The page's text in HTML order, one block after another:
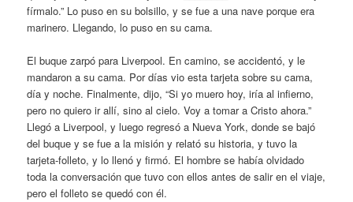
fírmalo.” Lo puso en su bolsillo, y se fue a una nave porque era
marinero. Llegando, lo puso en su cama.
El buque zarpó para Liverpool. En camino, se accidentó, y le
mandaron a su cama. Por días vio esta tarjeta sobre su cama,
día y noche. Finalmente, dijo, “Si yo muero hoy, iría al infierno,
pero no quiero ir allí, sino al cielo. Voy a tomar a Cristo ahora.”
Llegó a Liverpool, y luego regresó a Nueva York, donde se bajó
del buque y se fue a la misión y relató su historia, y tuvo la
tarjeta-folleto, y lo llenó y firmó. El hombre se había olvidado
toda la conversación que tuvo con ellos antes de salir en el viaje,
pero el folleto se quedó con él.